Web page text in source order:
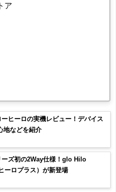
ア
ーヒーロの実機レビュー！デバイス
地などを紹介
ーズ初の2Way仕様！glo Hilo
ーロプラス）が新登場